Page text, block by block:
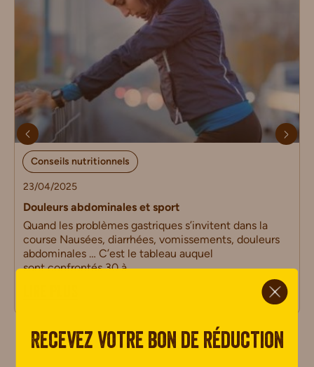
Conseils nutritionnels
23/04/2025
Douleurs abdominales et sport
Quand les problèmes gastriques s’invitent dans la
course Nausées, diarrhées, vomissements, douleurs
abdominales … C’est le tableau auquel
sont confrontés 30 à
Recevez votre bon de réduction